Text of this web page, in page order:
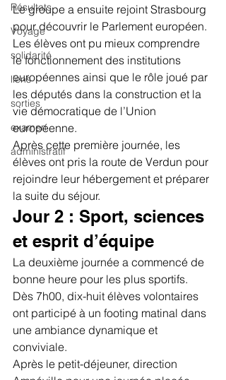
Résultats
Voyage
solidarité
liens
sorties
examen
administratif
Le groupe a ensuite rejoint Strasbourg
pour découvrir le Parlement européen.
Les élèves ont pu mieux comprendre
le fonctionnement des institutions
européennes ainsi que le rôle joué par
les députés dans la construction et la
vie démocratique de l’Union
européenne.
Après cette première journée, les
élèves ont pris la route de Verdun pour
rejoindre leur hébergement et préparer
la suite du séjour.
Jour 2 : Sport, sciences
et esprit d’équipe
La deuxième journée a commencé de
bonne heure pour les plus sportifs.
Dès 7h00, dix-huit élèves volontaires
ont participé à un footing matinal dans
une ambiance dynamique et
conviviale.
Après le petit-déjeuner, direction